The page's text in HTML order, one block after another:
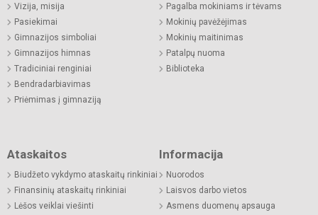
Vizija, misija
Pasiekimai
Gimnazijos simboliai
Gimnazijos himnas
Tradiciniai renginiai
Bendradarbiavimas
Priėmimas į gimnaziją
Pagalba mokiniams ir tėvams
Mokinių pavėžėjimas
Mokinių maitinimas
Patalpų nuoma
Biblioteka
Ataskaitos
Biudžeto vykdymo ataskaitų rinkiniai
Finansinių ataskaitų rinkiniai
Lėšos veiklai viešinti
Informacija
Nuorodos
Laisvos darbo vietos
Asmens duomenų apsauga